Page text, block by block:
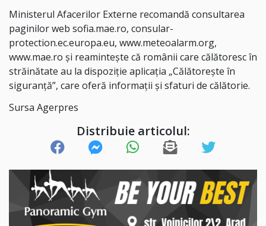
Ministerul Afacerilor Externe recomandă consultarea
paginilor web sofia.mae.ro, consular-
protection.ec.europa.eu, www.meteoalarm.org,
www.mae.ro şi reaminteşte că românii care călătoresc în
străinătate au la dispoziţie aplicaţia „Călătoreşte în
siguranţă”, care oferă informaţii şi sfaturi de călătorie.
Sursa Agerpres
Distribuie articolul: